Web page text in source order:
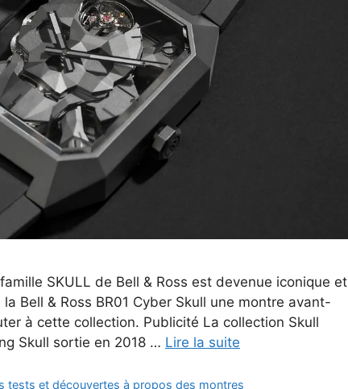
SKULL de Bell & Ross est devenue iconique et
Bell & Ross BR01 Cyber Skull une montre avant-
à cette collection. Publicité La collection Skull
Skull sortie en 2018 … Lire la suite
tests et découvertes à propos des montres